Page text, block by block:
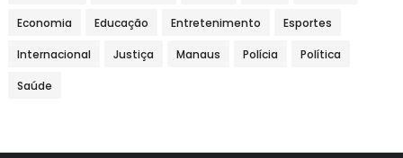
Economia Educação Entretenimento Esportes
Internacional Justiça Manaus Polícia Política
Saúde